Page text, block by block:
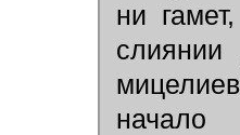
ни
начало